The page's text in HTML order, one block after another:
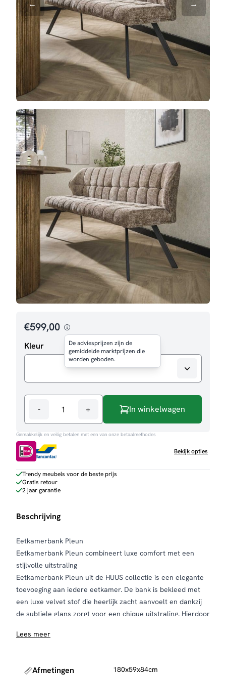
€599,00
De adviesprijzen zijn de
gemiddelde marktprijzen die
worden geboden.
Kleur
-
Eetkamerbank
Pleun
aantal
+ In winkelwagen
Gemakkelijk en veilig betalen met een van onze betaalmethodes
Bekijk opties
Trendy meubels voor de beste prijs
Gratis retour
2 jaar garantie
Beschrijving
Eetkamerbank Pleun
Eetkamerbank Pleun combineert luxe comfort met een
stijlvolle uitstraling
Eetkamerbank Pleun uit de HUUS collectie is een elegante
toevoeging aan iedere eetkamer. De bank is bekleed met
een luxe velvet stof die heerlijk zacht aanvoelt en dankzij
de subtiele glans zorgt voor een chique uitstraling. Hierdoor
ook een echte sfeermaker in je interieur.
geniet van gezellige diners, lange gesprekken en
Lees meer
Afmetingen 180x59x84cm